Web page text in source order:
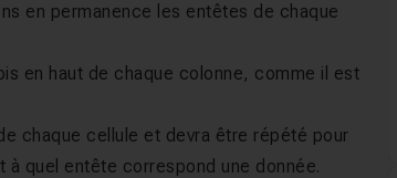
en permanence les entêtes de chaque
en haut de chaque colonne, comme il est
chaque cellule et devra être répété pour
à quel entête correspond une donnée.